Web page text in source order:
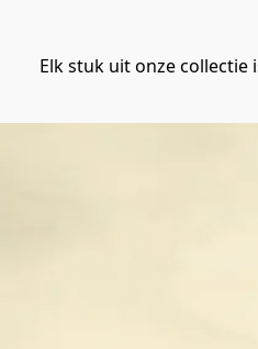
Elk stuk uit onze